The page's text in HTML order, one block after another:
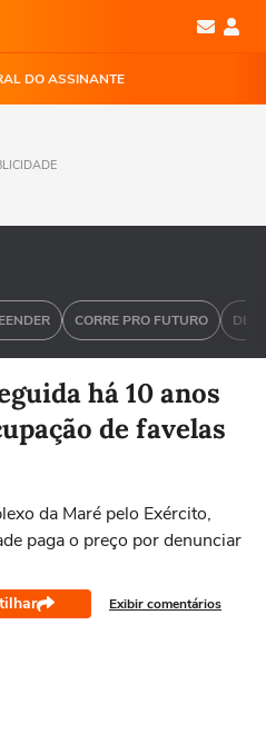
DO ASSINANTE
CORRE PRO FUTURO DEU
há 10 anos
de favelas
da Maré pelo Exército,
paga o preço por denunciar
Exibir comentários